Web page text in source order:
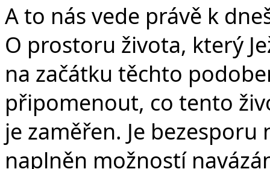
A to nás vede právě k
O prostoru života, který
na začátku těchto
připomenout, co tento
je zaměřen. Je
naplněn možností